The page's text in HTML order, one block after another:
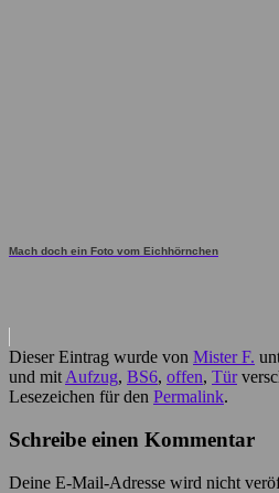
Mach doch ein Foto vom Eichhörnchen
Dieser Eintrag wurde von Mister F.
und mit Aufzug, BS6, offen, Tür
Lesezeichen für den Permalink.
Schreibe einen Kommentar
Deine E-Mail-Adresse wird nicht